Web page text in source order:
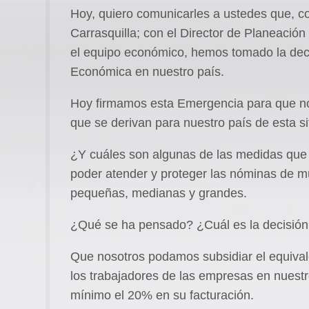
Hoy, quiero comunicarles a ustedes que,
Carrasquilla; con el Director de
el equipo económico, hemos tomado la
Económica en nuestro país.
Hoy firmamos esta Emergencia para que
que se derivan para nuestro país de esta
¿Y cuáles son algunas de las medidas
poder atender y proteger las nóminas de
pequeñas, medianas y grandes.
¿Qué se ha pensado? ¿Cuál es la
Que nosotros podamos subsidiar el
los trabajadores de las empresas en
mínimo el 20% en su facturación.